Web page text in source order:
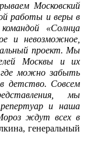
Московский
работы и веры в
«Солнца
и невозможное,
проект. Мы
Москвы и их
можно забыть
детство. Совсем
мы
и наша
ждут всех в
генеральный